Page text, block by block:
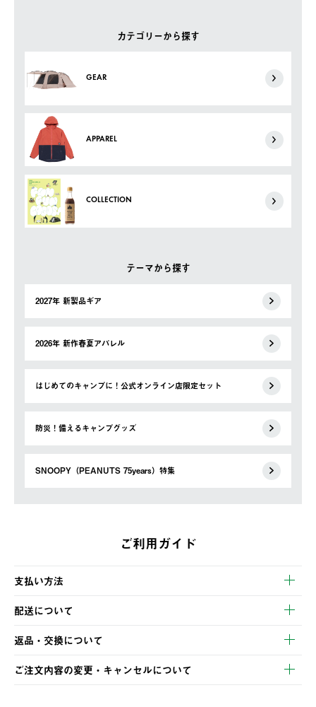
カテゴリーから探す
GEAR
APPAREL
COLLECTION
テーマから探す
2027年 新製品ギア
2026年 新作春夏アパレル
はじめてのキャンプに！公式オンライン店限定セット
防災！備えるキャンプグッズ
SNOOPY（PEANUTS 75years）特集
ご利用ガイド
支払い方法
以下のいずれかの方法でお支払いいただけます。
・クレジットカード決済
・コンビニ決済
・Pay-easy決済
配送について
【発送スケジュール】
ご注文・ご入金完了より2営業日以内に商品を発送いたします。
土日祝の発送はございませんので、木曜日以降のご注文は週明け
の発送となる場合がございます。
返品・交換について
※お客様都合の場合
ご注文内容の変更・キャンセルについて